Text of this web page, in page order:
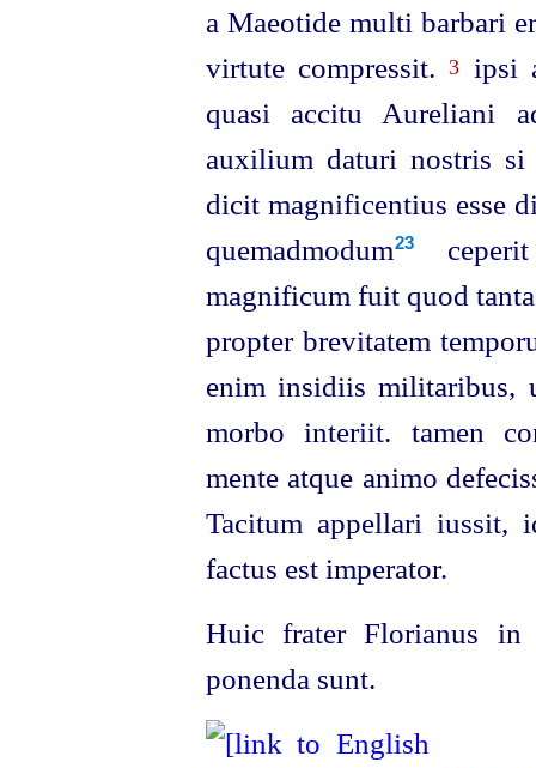
a Maeotide multi barbari
virtute compressit.3
ipsi
quasi accitu Aureliani
auxilium daturi nostris si
dicit magnificentius esse
quemadmodum⁠23
magnificum fuit quod
propter brevitatem
enim insidiis militaribus,
morbo interiit. tamen
mente atque animo
Tacitum appellari iussit,
factus est imperator.
Huic frater Florianus in
ponenda sunt.